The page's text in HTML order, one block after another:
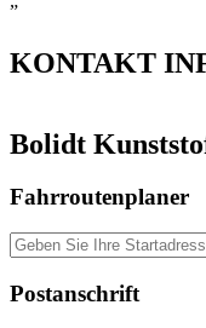
”
KONTAKT
Bolidt
Fahrroutenplaner
Postanschrift